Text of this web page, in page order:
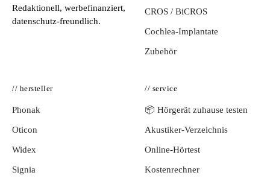
Redaktionell, werbefinanziert,
datenschutz-freundlich.
CROS / BiCROS
Cochlea-Implantate
Zubehör
// hersteller
Phonak
Oticon
Widex
Signia
// service
📦 Hörgerät zuhause testen
Akustiker-Verzeichnis
Online-Hörtest
Kostenrechner